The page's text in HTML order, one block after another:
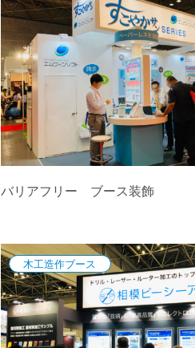
バリアフリー ブース装飾
木工造作ブース